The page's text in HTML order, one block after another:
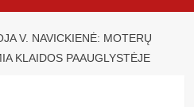
V. NAVICKIENĖ: MOTERŲ
KLAIDOS PAAUGLYSTĖJE